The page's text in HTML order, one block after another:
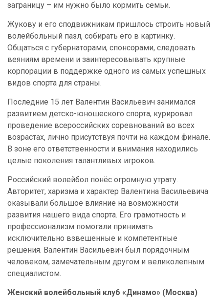
заграницу – им нужно было кормить семьи.
Жукову и его сподвижникам пришлось строить новый
волейбольный пазл, собирать его в картинку.
Общаться с губернаторами, спонсорами, следовать
веяниям времени и заинтересовывать крупные
корпорации в поддержке одного из самых успешных
видов спорта для страны.
Последние 15 лет Валентин Васильевич занимался
развитием детско-юношеского спорта, курировал
проведение всероссийских соревнований во всех
возрастах, лично присутствуя почти на каждом финале.
В зоне его ответственности и внимания находились
целые поколения талантливых игроков.
Российский волейбол понёс огромную утрату.
Авторитет, харизма и характер Валентина Васильевича
оказывали большое влияние на возможности
развития нашего вида спорта. Его грамотность и
профессионализм помогали принимать
исключительно взвешенные и компетентные
решения. Валентин Васильевич был порядочным
человеком, замечательным другом и великолепным
специалистом.
Женский волейбольный клуб «Динамо» (Москва)